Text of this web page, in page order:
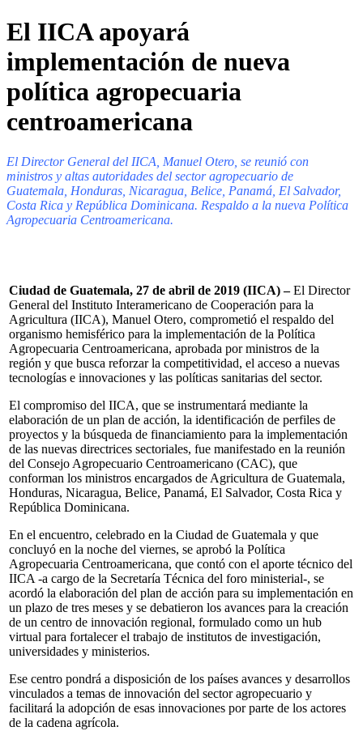
El IICA apoyará
implementación de nueva
política agropecuaria
centroamericana
El Director General del IICA, Manuel Otero, se reunió con
ministros y altas autoridades del sector agropecuario de
Guatemala, Honduras, Nicaragua, Belice, Panamá, El Salvador,
Costa Rica y República Dominicana. Respaldo a la nueva Política
Agropecuaria Centroamericana.
Ciudad de Guatemala, 27 de abril de 2019 (IICA) –El Director
General del Instituto Interamericano de Cooperación para la
Agricultura (IICA), Manuel Otero, comprometió el respaldo del
organismo hemisférico para la implementación de la Política
Agropecuaria Centroamericana, aprobada por ministros de la
región y que busca reforzar la competitividad, el acceso a nuevas
tecnologías e innovaciones y las políticas sanitarias del sector.
El compromiso del IICA, que se instrumentará mediante la
elaboración de un plan de acción, la identificación de perfiles de
proyectos y la búsqueda de financiamiento para la implementación
de las nuevas directrices sectoriales, fue manifestado en la reunión
del Consejo Agropecuario Centroamericano (CAC), que
conforman los ministros encargados de Agricultura de Guatemala,
Honduras, Nicaragua, Belice, Panamá, El Salvador, Costa Rica y
República Dominicana.
En el encuentro, celebrado en la Ciudad de Guatemala y que
concluyó en la noche del viernes, se aprobó la Política
Agropecuaria Centroamericana, que contó con el aporte técnico del
IICA -a cargo de la Secretaría Técnica del foro ministerial-, se
acordó la elaboración del plan de acción para su implementación en
un plazo de tres meses y se debatieron los avances para la creación
de un centro de innovación regional, formulado como un hub
virtual para fortalecer el trabajo de institutos de investigación,
universidades y ministerios.
Ese centro pondrá a disposición de los países avances y desarrollos
vinculados a temas de innovación del sector agropecuario y
facilitará la adopción de esas innovaciones por parte de los actores
de la cadena agrícola.